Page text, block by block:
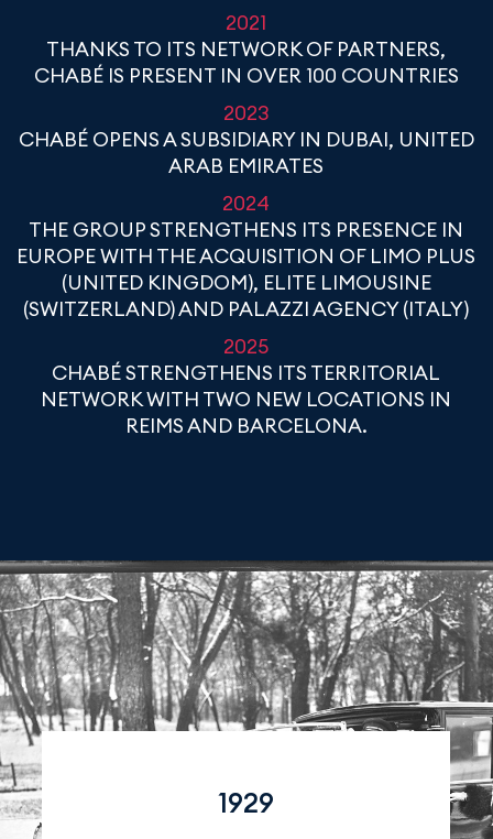
2021
THANKS TO ITS NETWORK OF PARTNERS,
CHABÉ IS PRESENT IN OVER 100 COUNTRIES
2023
CHABÉ OPENS A SUBSIDIARY IN DUBAI, UNITED
ARAB EMIRATES
2024
THE GROUP STRENGTHENS ITS PRESENCE IN
EUROPE WITH THE ACQUISITION OF LIMO PLUS
(UNITED KINGDOM), ELITE LIMOUSINE
(SWITZERLAND) AND PALAZZI AGENCY (ITALY)
2025
CHABÉ STRENGTHENS ITS TERRITORIAL
NETWORK WITH TWO NEW LOCATIONS IN
REIMS AND BARCELONA.
1929